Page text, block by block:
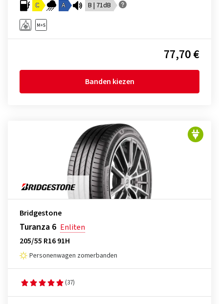
C A B | 71dB
77,70 €
Banden kiezen
Bridgestone
Turanza 6 Enliten
205/55 R16 91H
Personenwagen zomerbanden
(37)